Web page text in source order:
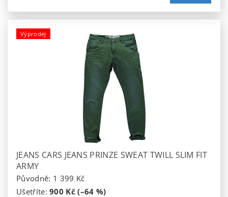
Výprodej
JEANS CARS JEANS PRINZE SWEAT TWILL SLIM FIT
ARMY
Původně: 1 399 Kč
Ušetříte:900 Kč (–64 %)